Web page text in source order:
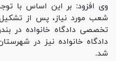
وی افزود: بر این اساس با
شعب مورد نیاز، پس از
تخصصی دادگاه خانواده در
دادگاه خانواده نیز در
شد.